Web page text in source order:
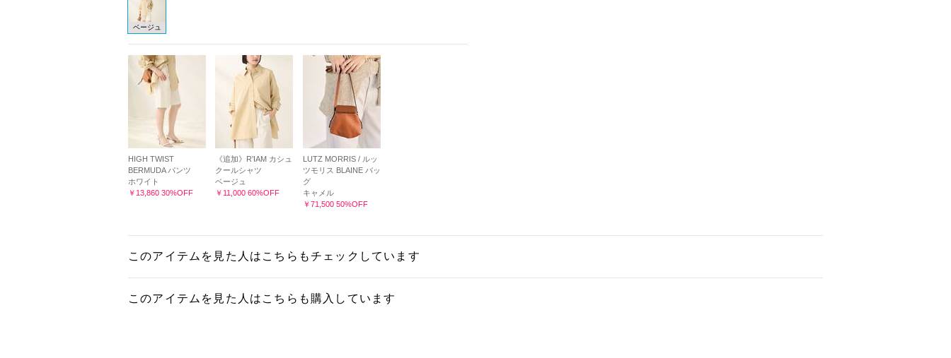
ベージュ
HIGH TWIST
BERMUDA パンツ
ホワイト
￥13,860 30%OFF
《追加》R’IAM カシュ
クールシャツ
ベージュ
￥11,000 60%OFF
LUTZ MORRIS / ルッ
ツモリス BLAINE バッ
グ
キャメル
￥71,500 50%OFF
このアイテムを見た人はこちらもチェックしています
このアイテムを見た人はこちらも購入しています